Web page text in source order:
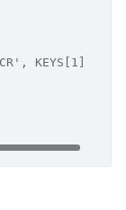
KEYS[1])